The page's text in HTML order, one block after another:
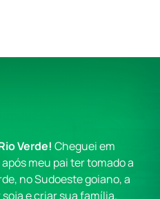
Verde! Cheguei em
meu pai ter tomado a
no Sudoeste goiano, a
e criar sua família.